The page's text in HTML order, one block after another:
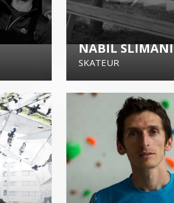
NABIL SLIMANI
SKATEUR